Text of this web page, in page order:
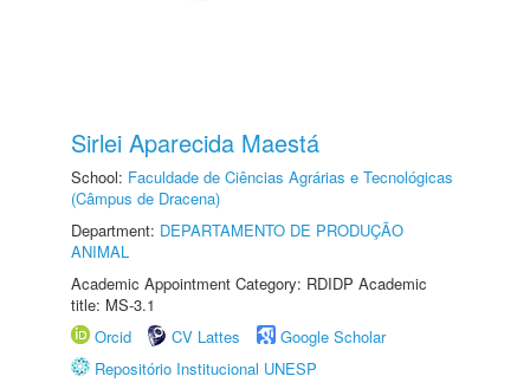
Sirlei Aparecida Maestá
School: Faculdade de Ciências Agrárias e Tecnológicas
(Câmpus de Dracena)
Department: DEPARTAMENTO DE PRODUÇÃO
ANIMAL
Academic Appointment Category: RDIDP Academic
title: MS-3.1
Orcid
CV Lattes
Google Scholar
Repositório Institucional UNESP